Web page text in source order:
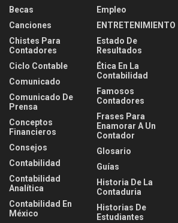
Becas
Canciones
Chistes Para
Contadores
Ciclo Contable
Comunicado
Comunicado De
Prensa
Conceptos
Financieros
Consejos
Contabilidad
Contabilidad
Analítica
Contabilidad En
México
Empleo
ENTRETENIMIENTO
Estado De
Resultados
Ética En La
Contabilidad
Famosos
Contadores
Frases Para
Enamorar A Un
Contador
Glosario
Guías
Historia De La
Contaduria
Historias De
Estudiantes